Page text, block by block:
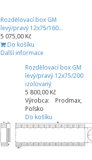
Rozdělovací box GM
levý/pravý 12x75/160...
5 075,00 Kč
Do košíku
Další informace
Rozdělovací box GM
levý/pravý 12x75/200
izolovaný
5 800,00 Kč
Výrobca: Prodmax,
Poľsko
Do košíku